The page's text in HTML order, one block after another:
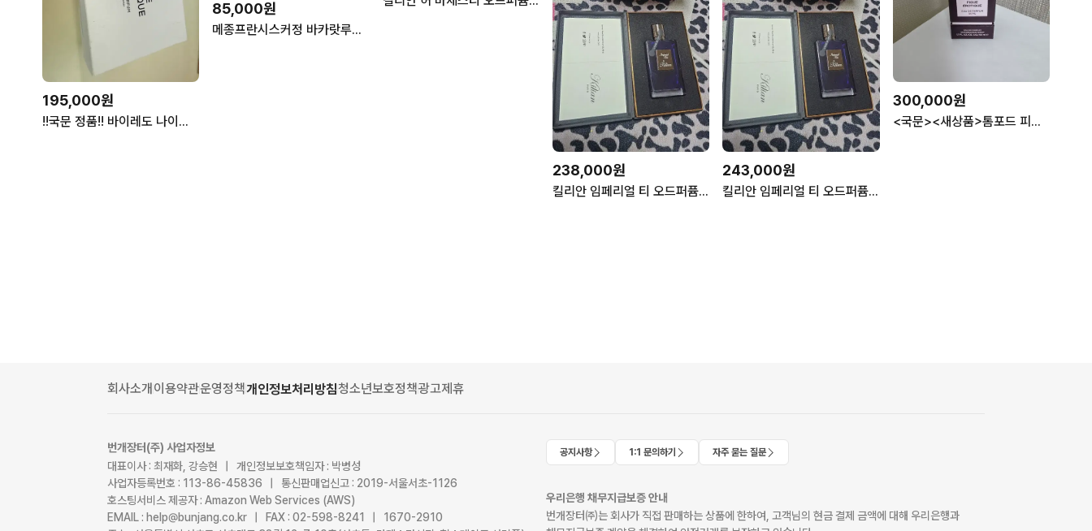
195,000원
!!국문 정품!! 바이레도 나이트베일 한정판 루즈 카오티크 오 드 퍼퓸
85,000원
메종프란시스커정 바카랏루쥬 edp 11ml 트래블 국문택 새상품
238,000원
킬리안 임페리얼 티 오드퍼퓸 50ml 향수 미개봉 새상품 쇼핑백
243,000원
킬리안 임페리얼 티 오드퍼퓸 50ml 향수 미개봉 새상품 쇼핑백
300,000원
<국문><새상품>톰포드 피그 에로티크 50ml
회사소개이용약관운영정책개인정보처리방침청소년보호정책광고제휴
번개장터(주) 사업자정보
대표이사 : 최재화, 강승현 | 개인정보보호책임자 : 박병성
사업자등록번호 : 113-86-45836 | 통신판매업신고 : 2019-서울서초-1126
호스팅서비스 제공자 : Amazon Web Services (AWS)
EMAIL : help@bunjang.co.kr | FAX : 02-598-8241 | 1670-2910
공지사항 1:1 문의하기 자주 묻는 질문
우리은행 채무지급보증 안내
번개장터㈜는 회사가 직접 판매하는 상품에 한하여, 고객님의 현금 결제 금액에 대해 우리은행과